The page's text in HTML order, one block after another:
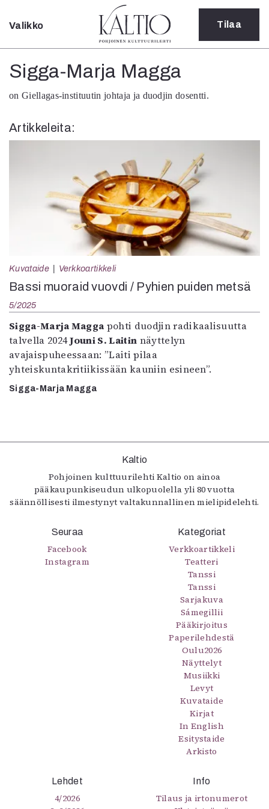
Sulje
Kategoriat
Teatteri
Sarjakuva
Sámegillii
Pääkirjoitus
Paperilehdestä
Oulu2026
Näyttelyt
Musiikki
Levyt
Kuvataide
In English
Lehdet
4/2026
5/2025
Lehtiarkisto
Info
Tilaus ja irtonumerot
Valikko Tilaa
Sigga-Marja Magga
on Giellagas-instituutin johtaja ja duodjin dosentti.
Artikkeleita:
Kuvataide Verkkoartikkeli
Bassi muoraid vuovdi / Pyhien puiden metsä
5/2025
Sigga-Marja Magga pohti duodjin radikaalisuutta
talvella 2024Jouni S. Laitin näyttelyn
avajaispuheessaan: ”Laiti pilaa
yhteiskuntakritiikissään kauniin esineen”.
Sigga-Marja Magga
Kaltio
Pohjoinen kulttuurilehti Kaltio on ainoa
pääkaupunkiseudun ulkopuolella yli 80 vuotta
säännöllisesti ilmestynyt valtakunnallinen mielipidelehti.
Seuraa
Facebook
Instagram
Kategoriat
Verkkoartikkeli
Teatteri
Tanssi
Tanssi
Sarjakuva
Sámegillii
Pääkirjoitus
Paperilehdestä
Oulu2026
Näyttelyt
Musiikki
Levyt
Kuvataide
Kirjat
In English
Esitystaide
Arkisto
Lehdet
4/2026
Info
Tilaus ja irtonumerot